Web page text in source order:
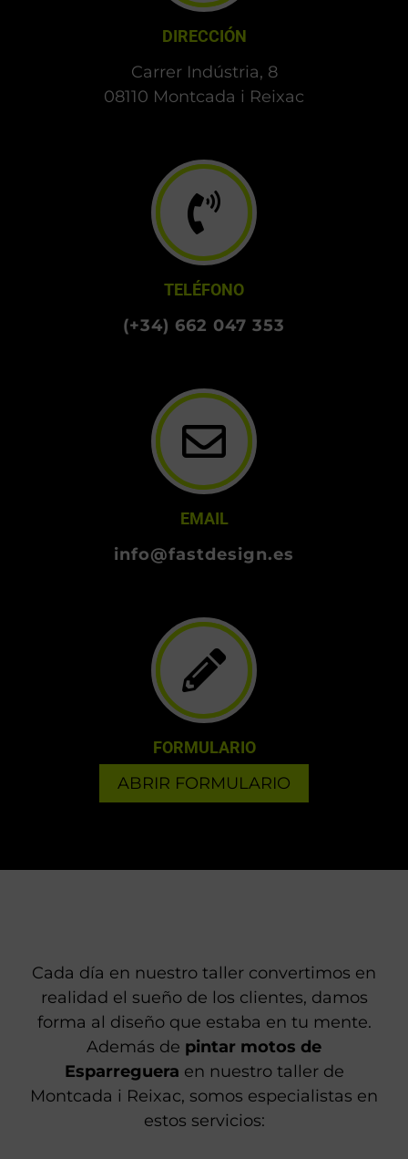
DIRECCIÓN
Carrer Indústria, 8
08110 Montcada i Reixac
TELÉFONO
(+34) 662 047 353
EMAIL
info@fastdesign.es
FORMULARIO
ABRIR FORMULARIO
Cada día en nuestro taller convertimos en
realidad el sueño de los clientes, damos
forma al diseño que estaba en tu mente.
Además de pintar motos de
Esparreguera en nuestro taller de
Montcada i Reixac, somos especialistas en
estos servicios: